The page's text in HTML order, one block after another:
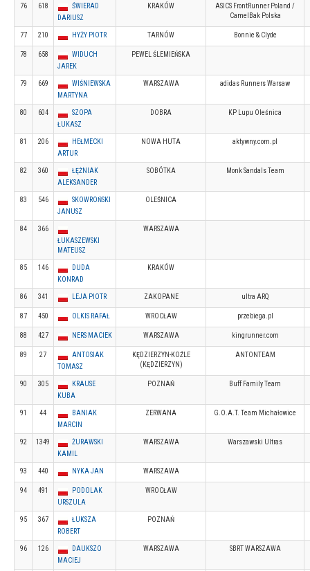
76 618
ŚWIERAD
DARIUSZ
KRAKÓW
ASICS FrontRunner Poland /
CamelBak Polska
77 210 HYŻY PIOTR TARNÓW Bonnie & Clyde
78 658
WIDUCH
JAREK
PEWEL ŚLEMIEŃSKA
79 669
WIŚNIEWSKA
MARTYNA
WARSZAWA adidas Runners Warsaw
80 604
SZOPA
ŁUKASZ
DOBRA KP Lupu Oleśnica
81 206
HEŁMECKI
ARTUR
NOWA HUTA aktywny.com.pl
82 360
ŁĘŻNIAK
ALEKSANDER
SOBÓTKA Monk Sandals Team
83 546
SKOWROŃSKI
JANUSZ
OLEŚNICA
84
366
ŁUKASZEWSKI
MATEUSZ
WARSZAWA
85 146
DUDA
KONRAD
KRAKÓW
86 341 LEJA PIOTR ZAKOPANE ultra ARQ
87 450 OLKIS RAFAŁ WROCŁAW przebiega.pl
88 427 NERS MACIEK WARSZAWA kingrunner.com
89 27
ANTOSIAK
TOMASZ
KĘDZIERZYN-KOŹLE
(KĘDZIERZYN)
ANTONTEAM
90 305
KRAUSE
KUBA
POZNAŃ Buff Family Team
91 44
BANIAK
MARCIN
ZERWANA G.O.A.T. Team Michałowice
92 1349
ŻURAWSKI
KAMIL
WARSZAWA Warszawski Ultras
93 440 NYKA JAN WARSZAWA
94 491
PODOLAK
URSZULA
WROCŁAW
95 367
ŁUKSZA
ROBERT
POZNAŃ
96 126
DAUKSZO
MACIEJ
WARSZAWA SBRT WARSZAWA